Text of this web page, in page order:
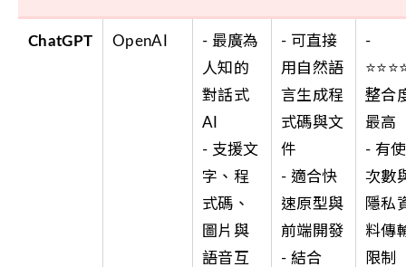
ChatGPT OpenAI
- 最廣為
人知的
對話式
AI
- 支援文
字、程
式碼、
圖片與
語音互
- 可直接
用自然語
言生成程
式碼與文
件
- 適合快
速原型與
前端開發
- 結合
-
整合
最高
- 有
次數
隱私
料傳
限制